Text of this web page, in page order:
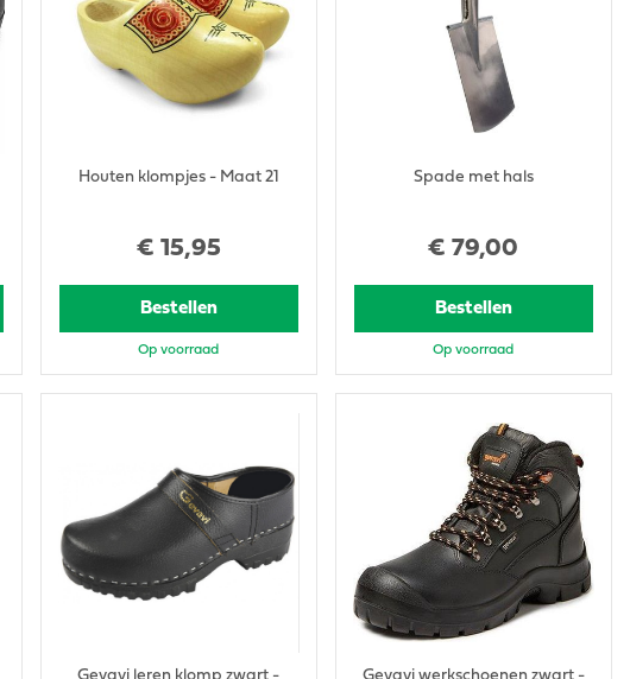
€ 15,95
Houten klompjes - Maat 21
Bestellen
Op voorraad
€ 79,00
Spade met hals
Bestellen
Op voorraad
Gevavi leren klomp zwart -
Gevavi werkschoenen zwart -